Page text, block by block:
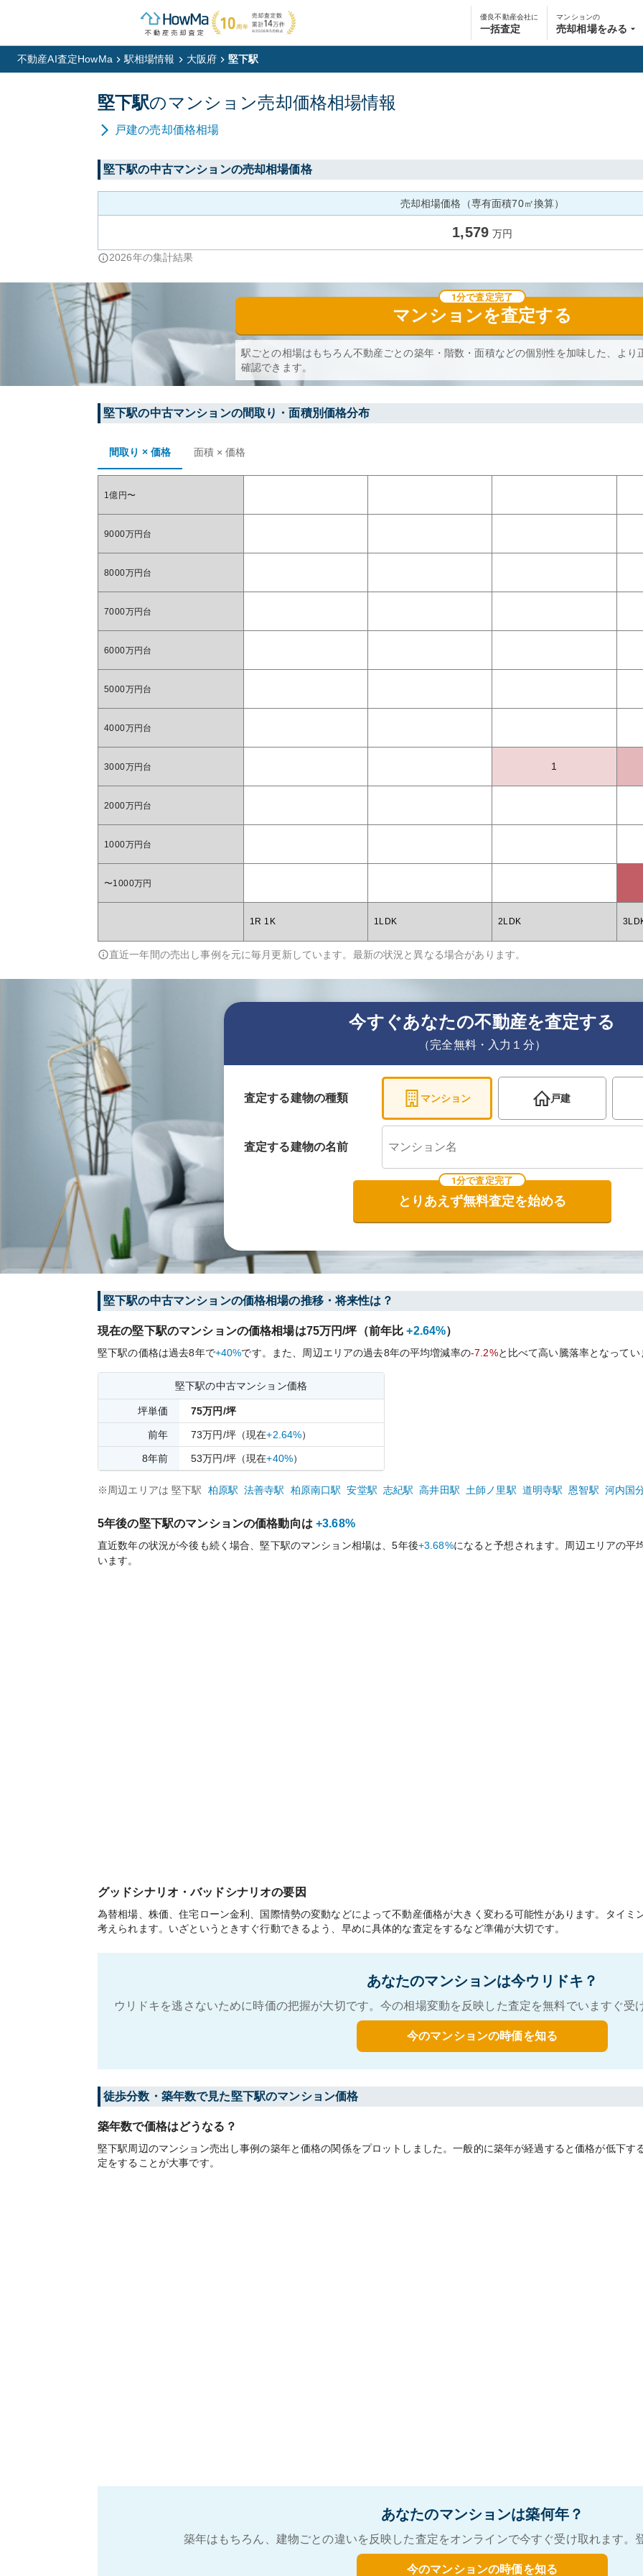
優良不動産会社に
一括査定
マンションの
売却相場をみる
不動産AI査定HowMa 駅相場情報 大阪府 堅下駅
堅下駅のマンション売却価格相場情報
戸建の売却価格相場
堅下駅の中古マンションの売却相場価格
売却相場価格（専有面積70㎡換算）
1,579 万円
2026年の集計結果
マンションを査定する
1分で査定完了
駅ごとの相場はもちろん不動産ごとの築年・階数・面積などの個別性を加味した、より
確認できます。
堅下駅の中古マンションの間取り・面積別価格分布
間取り × 価格 面積 × 価格
1億円〜
9000万円台
8000万円台
7000万円台
6000万円台
5000万円台
4000万円台
3000万円台 1
2000万円台
1000万円台
〜1000万円
1R 1K 1LDK 2LDK
直近一年間の売出し事例を元に毎月更新しています。最新の状況と異なる場合があります。
今すぐあなたの不動産を査定する
（完全無料・入力１分）
査定する建物の種類 マンション 戸建
査定する建物の名前
1分で査定完了
とりあえず無料査定を始める
堅下駅の中古マンションの価格相場の推移・将来性は？
現在の堅下駅のマンションの価格相場は75万円/坪（前年比 +2.64%）
堅下駅の価格は過去8年で+40%です。 また、周辺エリアの過去8年の平均増減率の-7.2%と比べて高い騰落率となってい
堅下駅の中古マンション価格
坪単価 75万円/坪
前年 73万円/坪（現在+2.64%）
8年前 53万円/坪（現在+40%）
※周辺エリアは 堅下駅 柏原駅 法善寺駅 柏原南口駅 安堂駅 志紀駅 高井田駅 土師ノ里駅 道明寺駅 恩智駅 河内国
5年後の堅下駅のマンションの価格動向は +3.68%
直近数年の状況が今後も続く場合、堅下駅のマンション相場は、5年後+3.68%になると予想されます。周辺エリアの平
います。
グッドシナリオ・バッドシナリオの要因
為替相場、株価、住宅ローン金利、国際情勢の変動などによって不動産価格が大きく変わる可能性があります。タイミ
考えられます。いざというときすぐ行動できるよう、早めに具体的な査定をするなど準備が大切です。
あなたのマンションは今ウリドキ？
ウリドキを逃さないために時価の把握が大切です。今の相場変動を反映した査定を無料でいますぐ
今のマンションの時価を知る
徒歩分数・築年数で見た堅下駅のマンション価格
築年数で価格はどうなる？
堅下駅周辺のマンション売出し事例の築年と価格の関係をプロットしました。一般的に築年が経過すると価格が低下す
定をすることが大事です。
あなたのマンションは築何年？
築年はもちろん、建物ごとの違いを反映した査定をオンラインで今すぐ受け取れます。
今のマンションの時価を知る